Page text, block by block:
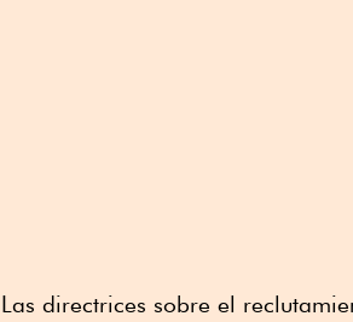
Las directrices sobre el